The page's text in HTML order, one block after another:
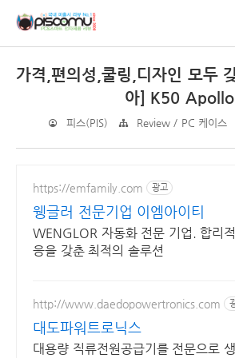
가격,편의성,쿨링,디자인 모두
아] K50 Apollo
피스(PIS) Review / PC 케이스
https://emfamily.com 광고
웽글러 전문기업 이엠아이티
WENGLOR 자동화 전문 기업. 합리
응을 갖춘 최적의 솔루션
http://www.daedopowertronics.com
대도파워트로닉스
대용량 직류전원공급기를 전문으로